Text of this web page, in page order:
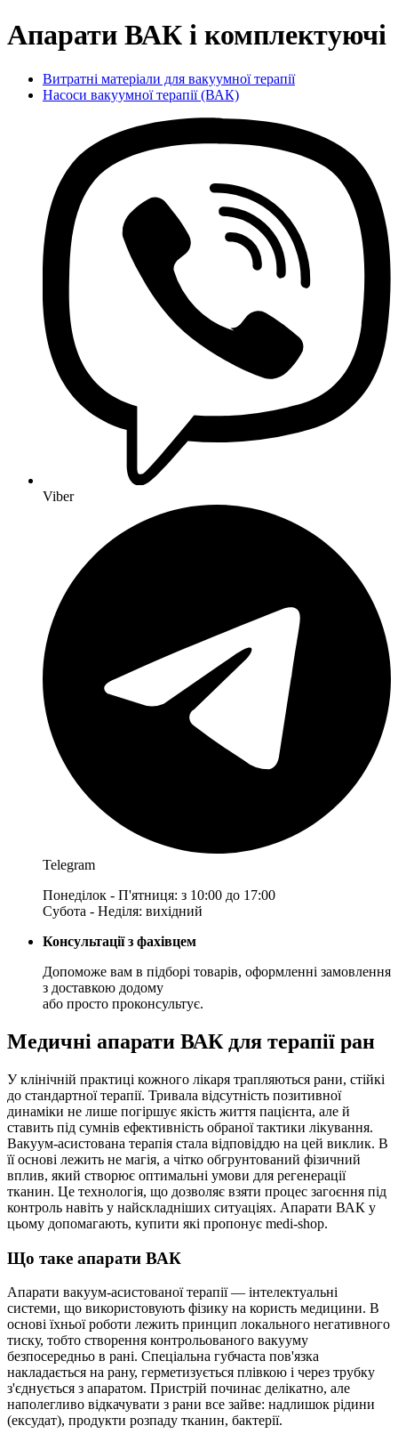
Апарати ВАК і комплектуючі
Витратні матеріали для вакуумної терапії
Насоси вакуумної терапії (ВАК)
Viber
Telegram
Понеділок - П'ятниця: з 10:00 до 17:00
Субота - Неділя: вихідний
Консультації з фахівцем
Допоможе вам в підборі товарів, оформленні замовлення
з доставкою додому
або просто проконсультує.
Медичні апарати ВАК для терапії ран
У клінічній практиці кожного лікаря трапляються рани, стійкі
до стандартної терапії. Тривала відсутність позитивної
динаміки не лише погіршує якість життя пацієнта, але й
ставить під сумнів ефективність обраної тактики лікування.
Вакуум-асистована терапія стала відповіддю на цей виклик. В
її основі лежить не магія, а чітко обгрунтований фізичний
вплив, який створює оптимальні умови для регенерації
тканин. Це технологія, що дозволяє взяти процес загоєння під
контроль навіть у найскладніших ситуаціях. Апарати ВАК у
цьому допомагають, купити які пропонує medi-shop.
Що таке апарати ВАК
Апарати вакуум-асистованої терапії — інтелектуальні
системи, що використовують фізику на користь медицини. В
основі їхньої роботи лежить принцип локального негативного
тиску, тобто створення контрольованого вакууму
безпосередньо в рані. Спеціальна губчаста пов'язка
накладається на рану, герметизується плівкою і через трубку
з'єднується з апаратом. Пристрій починає делікатно, але
наполегливо відкачувати з рани все зайве: надлишок рідини
(ексудат), продукти розпаду тканин, бактерії.